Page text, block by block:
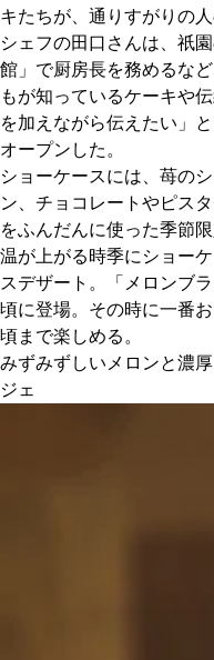
カレーが好
京都おや
私と店のは
今月の京
京都の書店
キたちが、通りすがりの
シェフの田口さんは、祇
館」で厨房長を務めるな
もが知っているケーキや
を加えながら伝えたい」
オープンした。
ショーケースには、苺の
ン、チョコレートやピス
をふんだんに使った季節
温が上がる時季にショー
スデザート。「メロンブ
頃に登場。その時に一番
頃まで楽しめる。
みずみずしいメロンと濃
ジェ